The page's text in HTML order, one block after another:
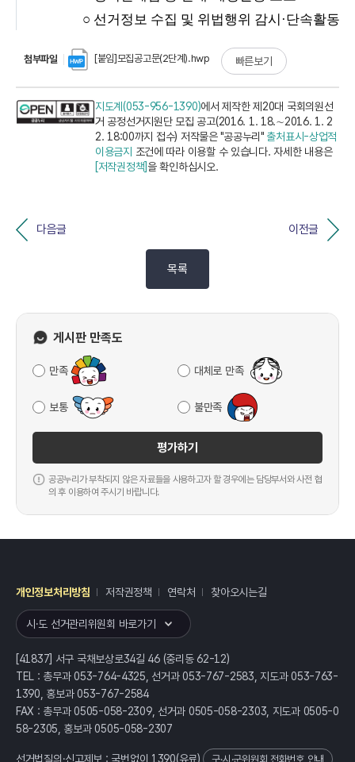
첨부파일 [붙임]모집공고문(2단계).hwp 빠른보기
지도계(053-956-1390)에서 제작한 제20대 국회의원선
거 공정선거지원단 모집 공고(2016. 1. 18.∼2016. 1. 2
2. 18:00까지 접수) 저작물은 "공공누리" 출처표시-상업적
이용금지 조건에 따라 이용할 수 있습니다. 자세한 내용은
[저작권정책]을 확인하십시오.
다음글 이전글
목록
게시판 만족도
만족 대체로 만족
보통 불만족
평가하기
공공누리가 부착되지 않은 자료들을 사용하고자 할 경우에는 담당부서와 사전 협
의 후 이용하여 주시기 바랍니다.
개인정보처리방침 저작권정책 연락처 찾아오시는길
시·도 선거관리위원회 바로가기
[41837] 서구 국채보상로34길 46 (중리동 62-12)
TEL : 총무과 053-764-4325, 선거과 053-767-2583, 지도과 053-763-
1390, 홍보과 053-767-2584
FAX : 총무과 0505-058-2309, 선거과 0505-058-2303, 지도과 0505-0
58-2305, 홍보과 0505-058-2307
선거법질의·신고제보 : 국번없이 1390(유료) 구·시·군위원회 전화번호 안내